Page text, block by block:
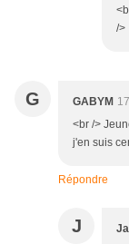
/>
G GABYM
<br />
j'en suis
Répondre
J